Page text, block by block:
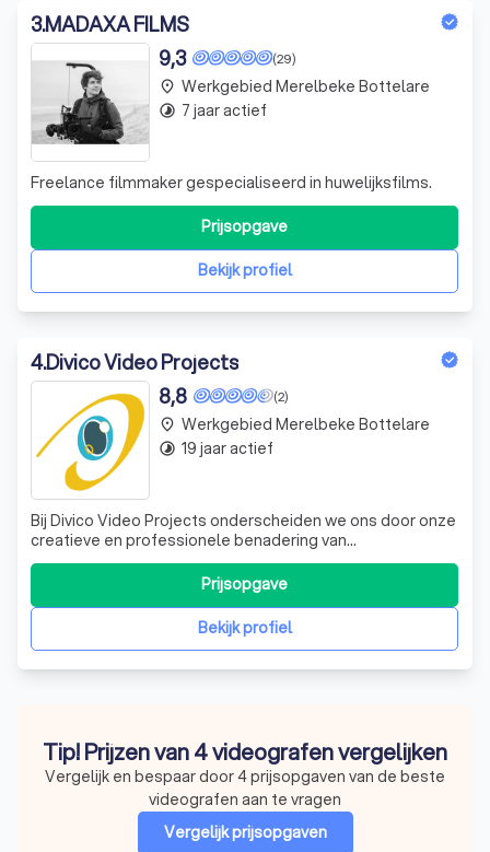
3.MADAXA FILMS
(29)
9,3
Freelance filmmaker gespecialiseerd in huwelijksfilms.
Bekijk profiel
Prijsopgave
place Werkgebied Merelbeke Bottelare
timelapse 7 jaar actief
4.Divico Video Projects
(2)
8,8
Bij Divico Video Projects onderscheiden we ons door onze
creatieve en professionele benadering van
videoproductie. We begrijpen dat elke KMO uniek is, met
eigen specifieke behoeften en uitdagingen. Daarom
werken we nauw met u samen om een bedrijfsfilm te
creëren die niet alleen uw boodschap effectie
Bekijk profiel
Prijsopgave
place Werkgebied Merelbeke Bottelare
timelapse 19 jaar actief
Tip! Prijzen van 4 videografen vergelijken
Vergelijk en bespaar door 4 prijsopgaven van de beste
videografen aan te vragen
Vergelijk prijsopgaven